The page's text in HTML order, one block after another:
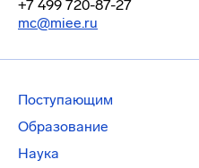
+7 499 720-87-27
mc@miee.ru
Поступающим
Образование
Наука